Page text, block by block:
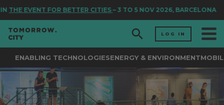
EVENT FOR BETTER CITIES– 3 TO 5 NOV 2026, BARCELONA
LOG IN
ENABLING TECHNOLOGIESENERGY & ENVIRONMENT